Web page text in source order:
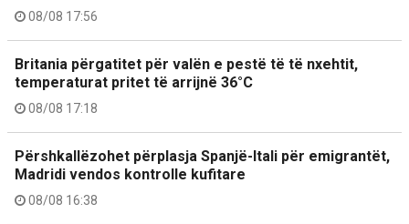
08/08 17:56
Britania përgatitet për valën e pestë të të nxehtit,
temperaturat pritet të arrijnë 36°C
08/08 17:18
Përshkallëzohet përplasja Spanjë-Itali për emigrantët,
Madridi vendos kontrolle kufitare
08/08 16:38